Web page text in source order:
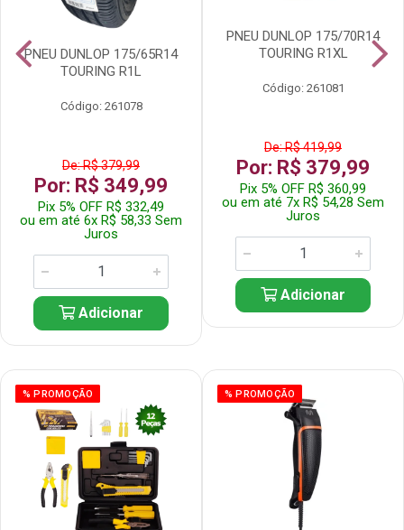
PNEU DUNLOP 175/65R14
TOURING R1L
Código: 261078
De: R$ 379,99
Por: R$ 349,99
Pix 5% OFF R$ 332,49
ou em até 6x R$ 58,33 Sem
Juros
Adicionar
PNEU DUNLOP 175/70R14
TOURING R1XL
Código: 261081
De: R$ 419,99
Por: R$ 379,99
Pix 5% OFF R$ 360,99
ou em até 7x R$ 54,28 Sem
Juros
Adicionar
% PROMOÇÃO % PROMOÇÃO